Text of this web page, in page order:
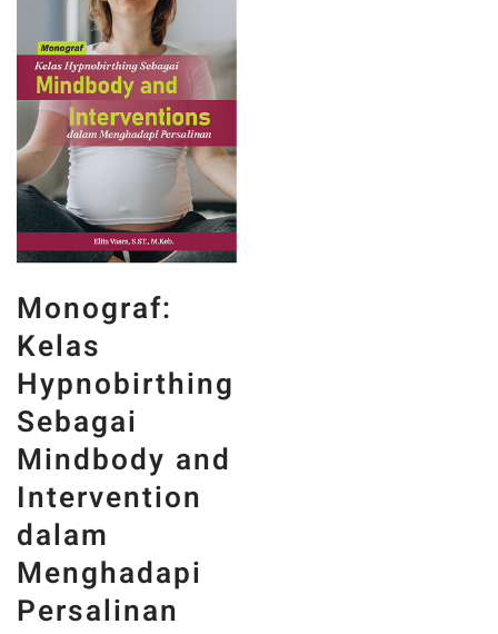
Monograf:
Kelas
Hypnobirthing
Sebagai
Mindbody and
Intervention
dalam
Menghadapi
Persalinan